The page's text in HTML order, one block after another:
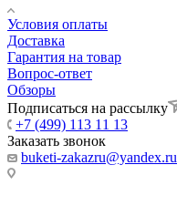
Условия оплаты
Доставка
Гарантия на товар
Вопрос-ответ
Обзоры
Подписаться на рассылку
+7 (499) 113 11 13
Заказать звонок
buketi-zakazru@yandex.ru